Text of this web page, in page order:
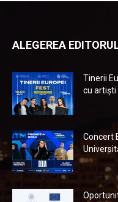
ALEGEREA
Tinerii
cu artiști
Concert